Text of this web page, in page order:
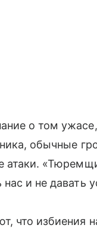
о том
обычные
атаки.
и не давать
что избиения